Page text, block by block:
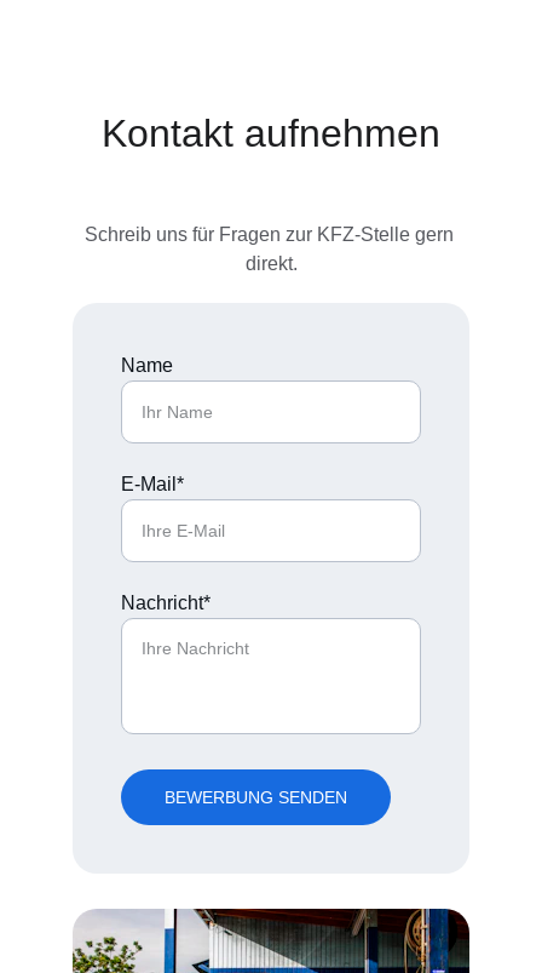
Kontakt aufnehmen
Name
E-Mail*
Nachricht*
BEWERBUNG SENDEN
Schreib uns für Fragen zur KFZ-Stelle gern
direkt.